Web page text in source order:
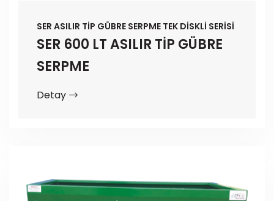
SER ASILIR TİP GÜBRE SERPME TEK DİSKLİ SERİSİ
SER 600 LT ASILIR TİP GÜBRE
SERPME
Detay